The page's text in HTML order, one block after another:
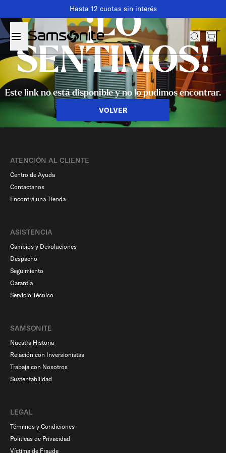
Hasta 12 cuotas sin interés
¡LO
SENTIMOS!
Este link no está disponible y no lo pudimos encontrar.
VOLVER
ATENCIÓN AL CLIENTE
Centro de Ayuda
Contactanos
Encontrá una Tienda
ASISTENCIA
Cambios y Devoluciones
Despacho
Seguimiento
Garantía
Servicio Técnico
SAMSONITE
Nuestra Historia
Relación con Inversionistas
Trabaja con Nosotros
Sustentabilidad
LEGAL
Términos y Condiciones
Políticas de Privacidad
Víctima de Fraude